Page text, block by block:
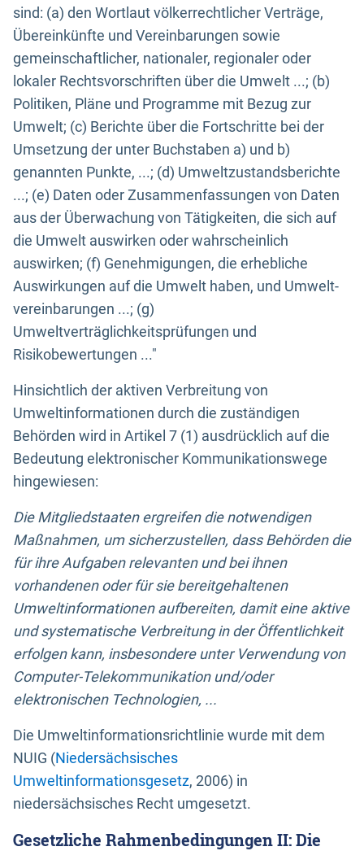
sind: (a) den Wortlaut völkerrechtlicher Verträge,
Übereinkünfte und Vereinbarungen sowie
gemeinschaftlicher, nationaler, regionaler oder
lokaler Rechtsvorschriften über die Umwelt ...; (b)
Politiken, Pläne und Programme mit Bezug zur
Umwelt; (c) Berichte über die Fortschritte bei der
Umsetzung der unter Buchstaben a) und b)
genannten Punkte, ...; (d) Umweltzustandsberichte
...; (e) Daten oder Zusammenfassungen von Daten
aus der Überwachung von Tätigkeiten, die sich auf
die Umwelt auswirken oder wahrscheinlich
auswirken; (f) Genehmigungen, die erhebliche
Auswirkungen auf die Umwelt haben, und Umwelt-
vereinbarungen ...; (g)
Umweltverträglichkeitsprüfungen und
Risikobewertungen ..."
Hinsichtlich der aktiven Verbreitung von
Umweltinformationen durch die zuständigen
Behörden wird in Artikel 7 (1) ausdrücklich auf die
Bedeutung elektronischer Kommunikationswege
hingewiesen:
Die Mitgliedstaaten ergreifen die notwendigen
Maßnahmen, um sicherzustellen, dass Behörden die
für ihre Aufgaben relevanten und bei ihnen
vorhandenen oder für sie bereitgehaltenen
Umweltinformationen aufbereiten, damit eine aktive
und systematische Verbreitung in der Öffentlichkeit
erfolgen kann, insbesondere unter Verwendung von
Computer-Telekommunikation und/oder
elektronischen Technologien, ...
Die Umweltinformationsrichtlinie wurde mit dem
NUIG (Niedersächsisches
Umweltinformationsgesetz, 2006) in
niedersächsisches Recht umgesetzt.
Gesetzliche Rahmenbedingungen II: Die